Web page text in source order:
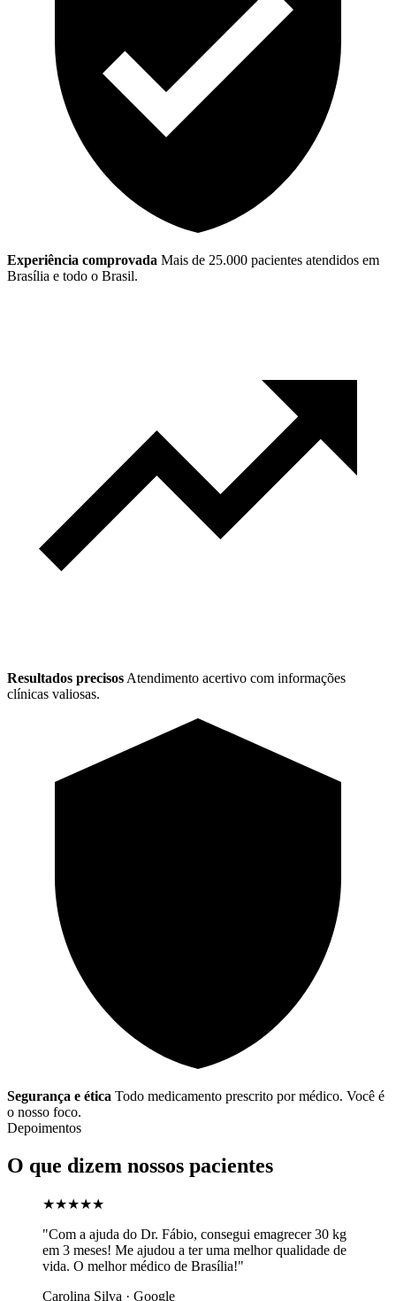
Experiência comprovada Mais de 25.000 pacientes atendidos em
Brasília e todo o Brasil.
Resultados precisos Atendimento acertivo com informações
clínicas valiosas.
Segurança e ética Todo medicamento prescrito por médico. Você é
o nosso foco.
Depoimentos
O que dizem nossos pacientes
★★★★★
"Com a ajuda do Dr. Fábio, consegui emagrecer 30 kg
em 3 meses! Me ajudou a ter uma melhor qualidade de
vida. O melhor médico de Brasília!"
Carolina Silva · Google